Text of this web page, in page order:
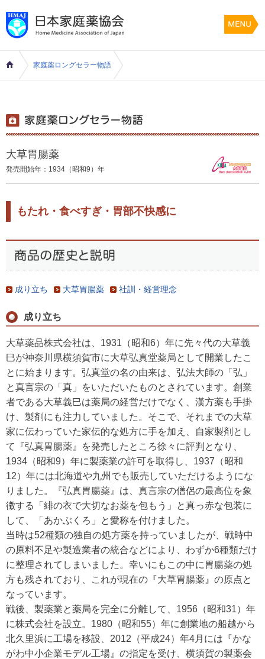
家庭薬ロングセラー物語
大草胃腸薬
発売開始年：1934（昭和9）年
もたれ・食べすぎ・胃部不快感に
成り立ち 大草胃腸薬 社訓・経営理念
成り立ち
大草薬品株式会社は、1931（昭和6）年に先々代の大草義
巳が神奈川県横須賀市に大草弘真堂薬局として開業したこ
とに始まります。弘真堂の名の由来は、弘法大師の「弘」
と真言宗の「真」をいただいたものとされています。創業
者である大草義巳は薬局の経営だけでなく、漢方薬も手掛
け、製剤にも注力していました。そこで、それまでの大草
家に伝わっていた家伝的な処方に手を加え、自家製剤とし
て『弘真胃腸薬』を発売したところ徐々に評判となり、
1934（昭和9）年に製薬業の許可を取得し、1937（昭和
12）年には北海道や九州でも販売していただけるようにな
りました。『弘真胃腸薬』は、真言宗の僧侶の最高位を象
徴する「緋の衣で大切なお薬を包もう」と真っ赤な包装に
して、「あかぶくろ」と愛称を付けました。
当時は52種類の独自の処方薬を持っていましたが、戦時中
の原料不足や製造業者の統合などにより、わずか6種類だけ
に整理されてしまいました。幸いにもこの中に胃腸薬の処
方も残されており、これが現在の『大草胃腸薬』の原点と
なっています。
戦後、製薬業と薬局を完全に分離して、1956（昭和31）年
に株式会社を設立。1980（昭和55）年に創業地の船越から
北久里浜に工場を移設、2012（平成24）年4月には『かな
がわ中小企業モデル工場』の指定を受け、横須賀の製薬会